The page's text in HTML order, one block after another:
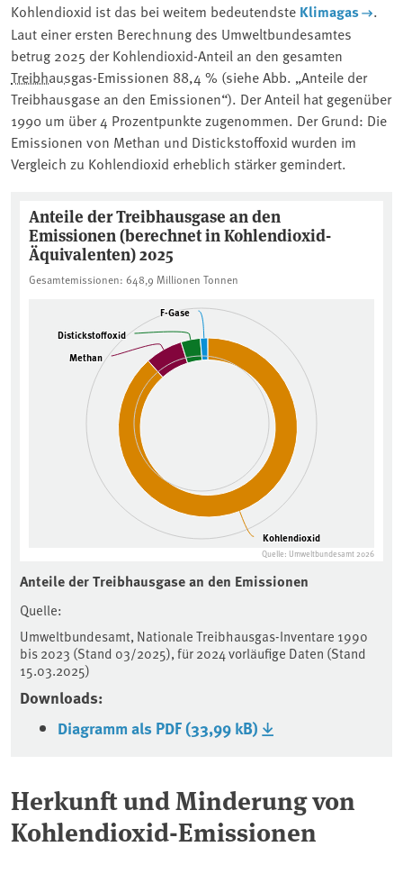
Kohlendioxid ist das bei weitem bedeutendste Klimagas
.
Laut einer ersten Berechnung des Umweltbundesamtes
betrug 2025 der Kohlendioxid-Anteil an den gesamten
Treibhausgas-Emissionen 88,4 % (siehe Abb. „Anteile der
Treibhausgase an den Emissionen“). Der Anteil hat gegenüber
1990 um über 4 Prozentpunkte zugenommen. Der Grund: Die
Emissionen von Methan und Distickstoffoxid wurden im
Vergleich zu Kohlendioxid erheblich stärker gemindert.
Anteile der Treibhausgase an den
Pie chart with 2 pies.
Gesamtemissionen: 648,9 Millionen Tonnen
Aktualisiert
Anteile der Treibhausgase an den
Emissionen (berechnet in Kohlendioxid-
Äquivalenten) 2025
Gesamtemissionen: 648,9 Millionen Tonnen
Kohlendioxid
Kohlendioxid
Methan
Methan
Distickstoffoxid
Distickstoffoxid
F-Gase
F-Gase
Quelle: Umweltbundesamt 2026
Aktualisiert
Anteile der Treibhausgase an den Emissionen
Quelle:
Umweltbundesamt, Nationale Treibhausgas-Inventare 1990
bis 2023 (Stand 03/2025), für 2024 vorläufige Daten (Stand
15.03.2025)
Downloads:
Diagramm als PDF (33,99 kB)
Herkunft und Minderung von
Kohlendioxid-Emissionen